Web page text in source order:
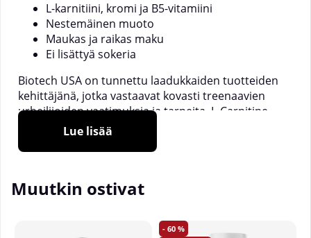
L-karnitiini, kromi ja B5-vitamiini
Nestemäinen muoto
Maukas ja raikas maku
Ei lisättyä sokeria
Biotech USA on tunnettu laadukkaiden tuotteiden
kehittäjänä, jotka vastaavat kovasti treenaavien
urheilijoiden vaatimuksia ja tarpeita. L-Carnitine
+Chrome tarjoaa hyvin koostetun tuotteen, joka
Carnitine +Chrome yhdistää L-karnitiinin kromiin ja
Karnitiini on tänään monen treenaajan
voi edistää pitkäketjuisten rasvahappojen kuljetusta
Lue lisää
Muutkin ostivat
60